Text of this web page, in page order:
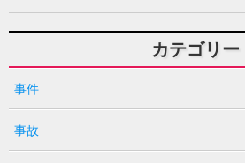
カテゴリー
事件
事故